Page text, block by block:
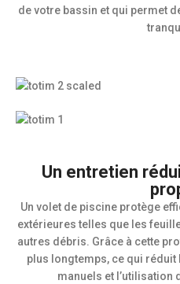
de votre bassin et qui permet
Un entretien
Un volet de piscine protège
extérieures telles que les
autres débris. Grâce à cette
plus longtemps, ce qui
manuels et l’utilisation